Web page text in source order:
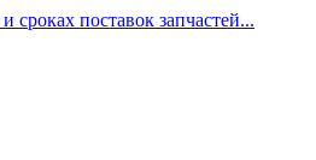
поставок запчастей...